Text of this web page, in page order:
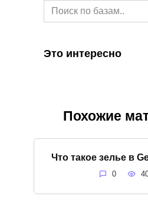
Это интересно
Похожие
Что такое зелье в
0